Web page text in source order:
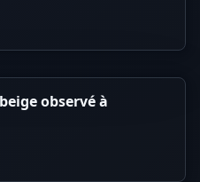
observé à